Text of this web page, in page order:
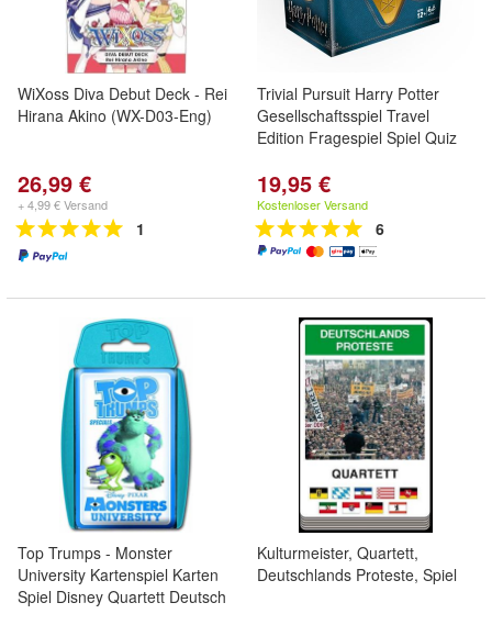
WiXoss Diva Debut Deck - Rei
Hirana Akino (WX-D03-Eng)
26,99 €
+ 4,99 € Versand
1
Trivial Pursuit Harry Potter
Gesellschaftsspiel Travel
Edition Fragespiel Spiel Quiz
19,95 €
Kostenloser Versand
6
Top Trumps - Monster
University Kartenspiel Karten
Spiel Disney Quartett Deutsch
Kulturmeister, Quartett,
Deutschlands Proteste, Spiel